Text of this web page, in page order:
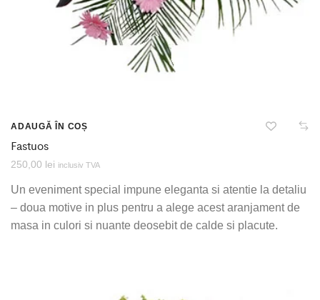
ADAUGĂ ÎN COȘ
Fastuos
250,00 lei inclusiv TVA
Un eveniment special impune eleganta si atentie la detaliu
– doua motive in plus pentru a alege acest aranjament de
masa in culori si nuante deosebit de calde si placute.